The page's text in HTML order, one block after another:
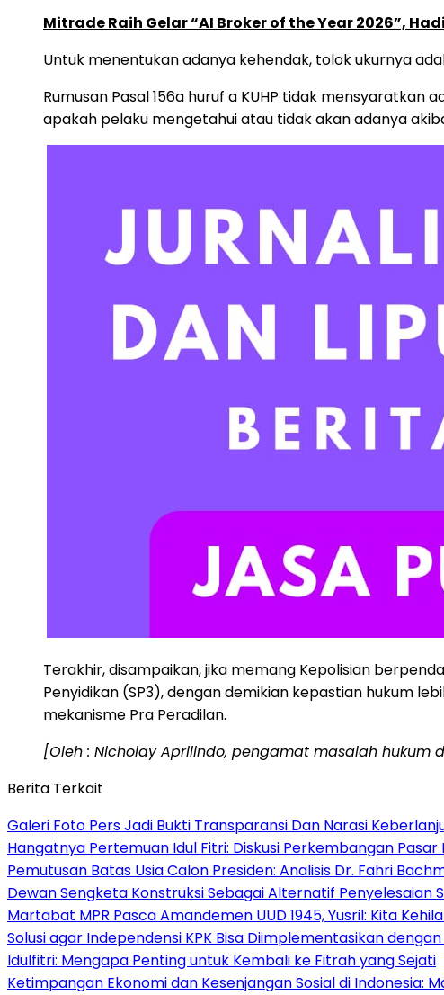
Mitrade Raih Gelar “AI Broker of the Year 2026”,
Untuk menentukan adanya kehendak, tolok ukurnya
Rumusan Pasal 156a huruf a KUHP tidak
apakah pelaku mengetahui atau tidak akan adanya
Terakhir, disampaikan, jika memang Kepolisian
Penyidikan (SP3), dengan demikian kepastian hukum
mekanisme Pra Peradilan.
[Oleh : Nicholay Aprilindo, pengamat masalah hukum
Berita Terkait
Galeri Foto Pers Jadi Bukti Transparansi Dan Narasi
Hangatnya Pertemuan Idul Fitri: Diskusi Perkembangan Pasar
Pemutusan Batas Usia Calon Presiden: Analisis Dr. Fahri
Dewan Sengketa Konstruksi Sebagai Alternatif Penyelesaian
Martabat MPR Pasca Amandemen UUD 1945, Yusril: Kita
Solusi agar Independensi KPK Bisa Diimplementasikan
Idulfitri: Mengapa Penting untuk Kembali ke Fitrah yang Sejati
Ketimpangan Ekonomi dan Kesenjangan Sosial di